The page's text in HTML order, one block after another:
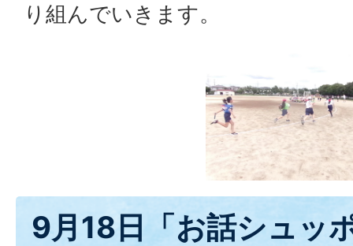
り組んでいきます。
9月18日「お話シュッ